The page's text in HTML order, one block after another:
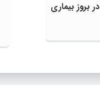
کشف نقش ژن GRIN2A در بروز بیماری